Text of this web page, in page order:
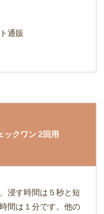
通販
クワン 2回用
浸す時間は５秒と短
間は１分です。他の